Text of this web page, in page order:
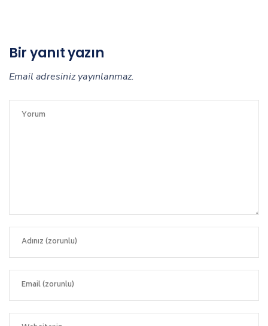
Bir yanıt yazın
Email adresiniz yayınlanmaz.